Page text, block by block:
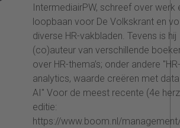
IntermediairPW, schreef over werk
loopbaan voor De Volkskrant en
diverse HR-vakbladen. Tevens is hij
(co)auteur van verschillende
over HR-thema’s; onder andere "HR-
analytics, waarde creëren met
AI" Voor de meest recente (4e
editie:
https://www.boom.nl/